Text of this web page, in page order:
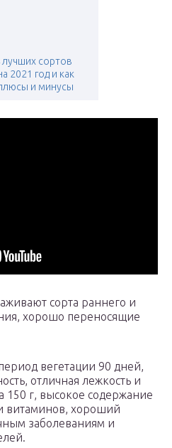
лучших сортов
2021 год и как
и минусы
сорта раннего и
хорошо переносящие
вегетации 90 дней,
отличная лежкость и
150 г, высокое содержание
витаминов, хороший
заболеваниям и